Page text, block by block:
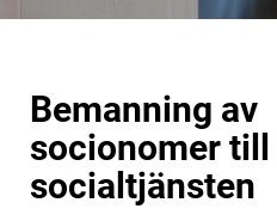
Bemanning av
socionomer till
socialtjänsten